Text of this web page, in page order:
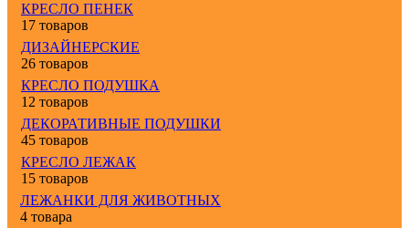
КРЕСЛО ПЕНЕК
17 товаров
ДИЗАЙНЕРСКИЕ
26 товаров
КРЕСЛО ПОДУШКА
12 товаров
ДЕКОРАТИВНЫЕ ПОДУШКИ
45 товаров
КРЕСЛО ЛЕЖАК
15 товаров
ЛЕЖАНКИ ДЛЯ ЖИВОТНЫХ
4 товара